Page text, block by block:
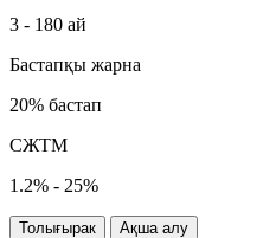
3 - 180 ай
Бастапқы жарна
20% бастап
СЖТМ
1.2% - 25%
Толығырак Ақша алу